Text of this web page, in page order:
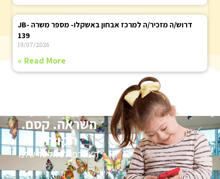
דרוש/ה מזכיר/ה למרכז אבחון באשקלו- מספר משרה JB-
139
19/07/2026
Read More »
השראה. קסם.
תקווה.
הצטרפו לניוזלטר שלנו
אימייל